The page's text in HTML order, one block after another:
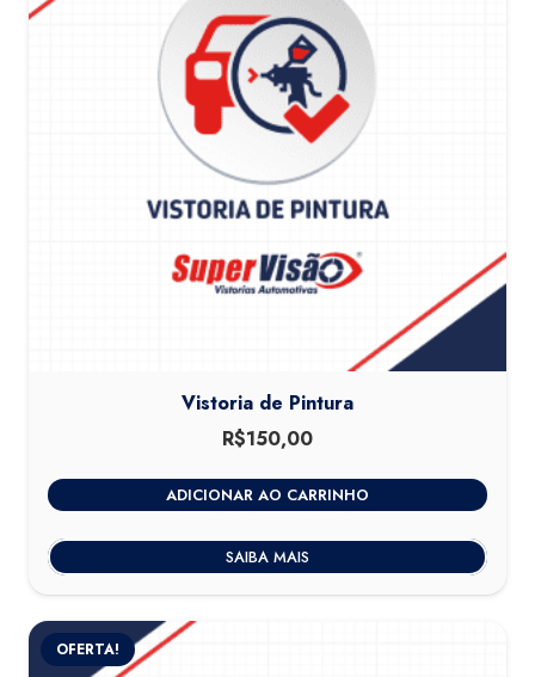
Vistoria de Pintura
R$150,00
ADICIONAR AO CARRINHO
SAIBA MAIS
OFERTA!